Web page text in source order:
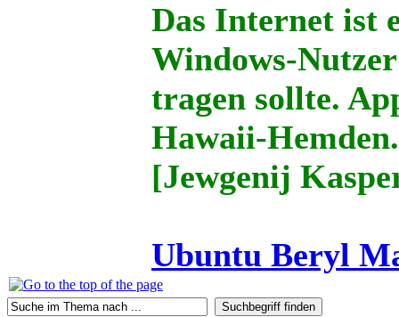
Das Internet ist
Windows-
tragen sollte.
Hawaii-
[Jewgenij
Ubuntu Beryl